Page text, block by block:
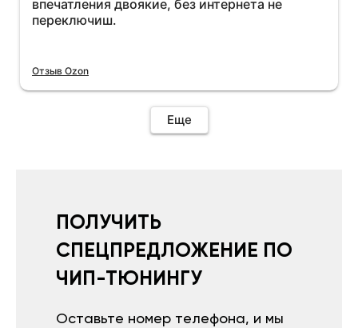
впечатления двоякие, без интернета не
переключиш.
Отзыв Ozon
Еще
ПОЛУЧИТЬ
СПЕЦПРЕДЛОЖЕНИЕ ПО
ЧИП-ТЮНИНГУ
Оставьте номер телефона, и мы